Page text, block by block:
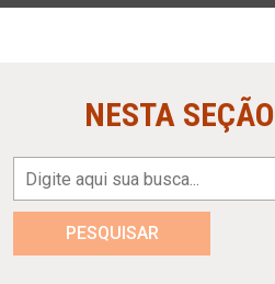
NESTA SEÇÃO
PESQUISAR